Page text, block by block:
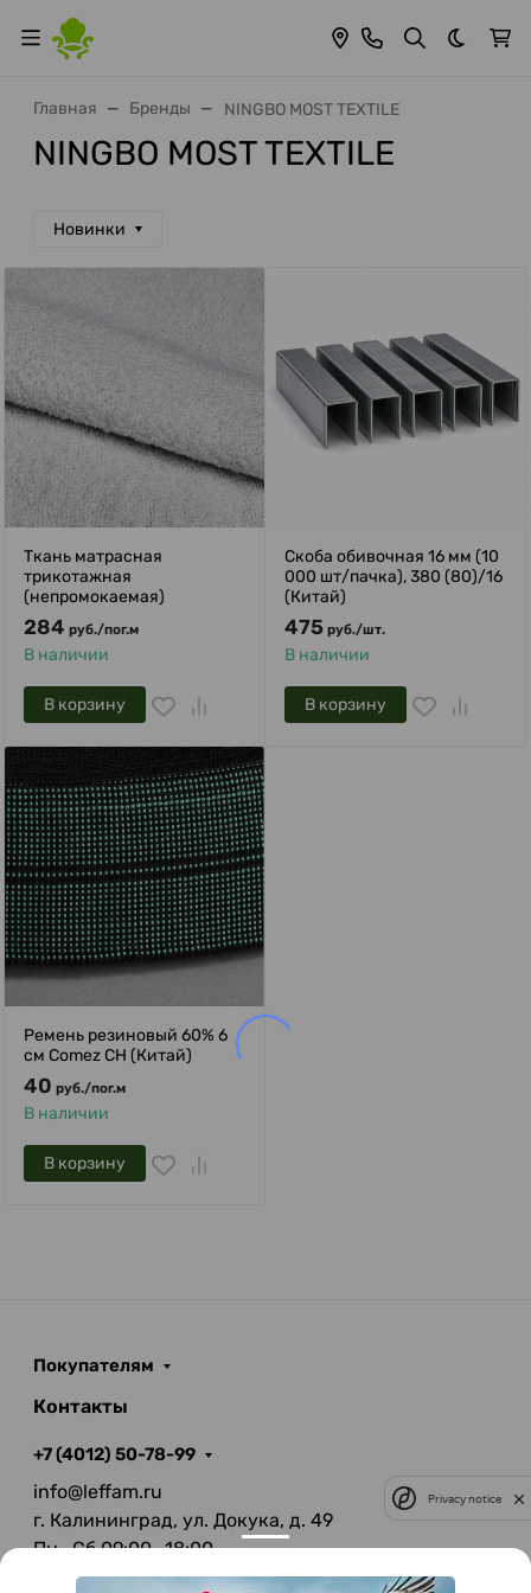
Темная
Главная Бренды NINGBO MOST TEXTILE
NINGBO MOST TEXTILE
Новинки
Ткань матрасная
трикотажная
(непромокаемая)
284 руб./пог.м
В наличии
В корзину
Скоба обивочная 16 мм (10
000 шт/пачка), 380 (80)/16
(Китай)
475 руб./шт.
В наличии
В корзину
Ремень резиновый 60% 6
см Comez CH (Китай)
40 руб./пог.м
В наличии
В корзину
Покупателям
Контакты
+7 (4012) 50-78-99
info@leffam.ru
г. Калининград, ул. Докука, д. 49
Пн—Сб 09:00—18:00
Вс—Выходной
Privacy notice